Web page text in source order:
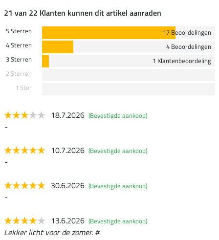
21 van 22 Klanten kunnen dit artikel aanraden
5 Sterren
17 Beoordelingen
4 Sterren
4 Beoordelingen
3 Sterren
1 Klantenbeoordeling
2 Sterren
1 Ster
18.7.2026 (Bevestigde aankoop)
-
10.7.2026 (Bevestigde aankoop)
-
30.6.2026 (Bevestigde aankoop)
-
13.6.2026 (Bevestigde aankoop)
Lekker licht voor de zomer. #